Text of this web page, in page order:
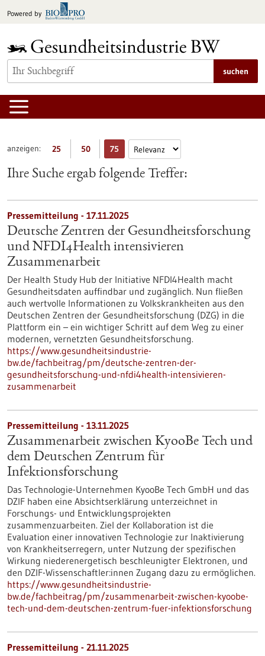
Inhalt
Powered by
suchen
anzeigen: 25 50 75
Ihre Suche ergab folgende Treffer:
Pressemitteilung - 17.11.2025
Deutsche Zentren der Gesundheitsforschung
und NFDI4Health intensivieren
Zusammenarbeit
Der Health Study Hub der Initiative NFDI4Health macht
Gesundheitsdaten auffindbar und zugänglich. Nun fließen
auch wertvolle Informationen zu Volkskrankheiten aus den
Deutschen Zentren der Gesundheitsforschung (DZG) in die
Plattform ein – ein wichtiger Schritt auf dem Weg zu einer
modernen, vernetzten Gesundheitsforschung.
https://www.gesundheitsindustrie-
bw.de/fachbeitrag/pm/deutsche-zentren-der-
gesundheitsforschung-und-nfdi4health-intensivieren-
zusammenarbeit
Pressemitteilung - 13.11.2025
Zusammenarbeit zwischen KyooBe Tech und
dem Deutschen Zentrum für
Infektionsforschung
Das Technologie-Unternehmen KyooBe Tech GmbH und das
DZIF haben eine Absichtserklärung unterzeichnet in
Forschungs- und Entwicklungsprojekten
zusammenzuarbeiten. Ziel der Kollaboration ist die
Evaluation einer innovativen Technologie zur Inaktivierung
von Krankheitserregern, unter Nutzung der spezifischen
Wirkung niederenergetisch beschleunigter Elektronen, und
den DZIF-Wissenschaftler:innen Zugang dazu zu ermöglichen.
https://www.gesundheitsindustrie-
bw.de/fachbeitrag/pm/zusammenarbeit-zwischen-kyoobe-
tech-und-dem-deutschen-zentrum-fuer-infektionsforschung
Pressemitteilung - 21.11.2025